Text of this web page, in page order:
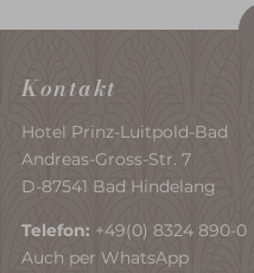
Kontakt
Hotel Prinz-Luitpold-Bad
Andreas-Gross-Str. 7
D-87541 Bad Hindelang
Telefon: +49(0) 8324 890-0
Auch per WhatsApp